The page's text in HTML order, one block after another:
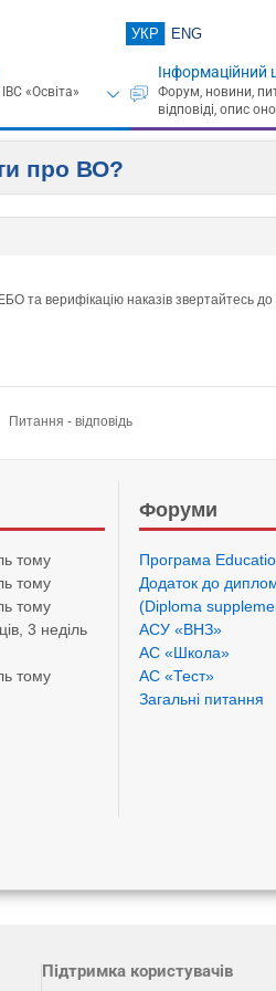
УКР ENG
Інформаційний
про ВО?
верифікацію наказів звертайтесь до
Питання - відповідь
тому
тому
тому
3 неділь
тому
Форуми
Програма
Додаток до
(Diploma
АСУ «ВНЗ»
АС «Школа»
АС «Тест»
Загальні питання
Підтримка користувачів